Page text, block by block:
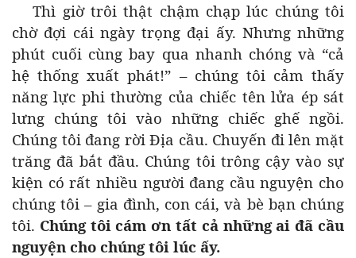
Thì giờ trôi thật chậm chạp lúc chúng tôi
chờ đợi cái ngày trọng đại ấy. Nhưng những
phút cuối cùng bay qua nhanh chóng và “cả
hệ thống xuất phát!” – chúng tôi cảm thấy
năng lực phi thường của chiếc tên lửa ép sát
lưng chúng tôi vào những chiếc ghế ngồi.
Chúng tôi đang rời Địa cầu. Chuyến đi lên mặt
trăng đã bắt đầu. Chúng tôi trông cậy vào sự
kiện có rất nhiều người đang cầu nguyện cho
chúng tôi – gia đình, con cái, và bè bạn chúng
tôi. Chúng tôi cám ơn tất cả những ai đã cầu
nguyện cho chúng tôi lúc ấy.